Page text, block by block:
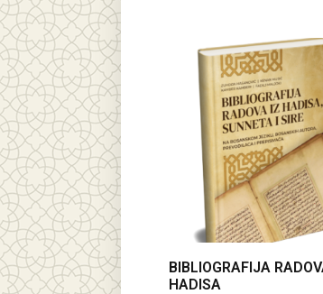
BIBLIOGRAFIJA
HADISA